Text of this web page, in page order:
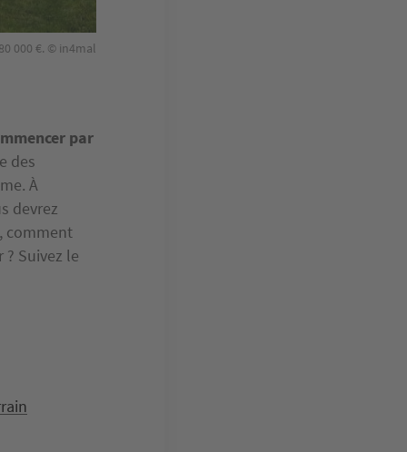
000 €. © in4mal
par
des
À
devrez
comment
Suivez le